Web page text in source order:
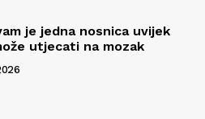
je jedna nosnica uvijek
utjecati na mozak